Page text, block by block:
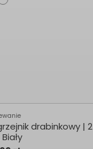
drabinkowy | 2